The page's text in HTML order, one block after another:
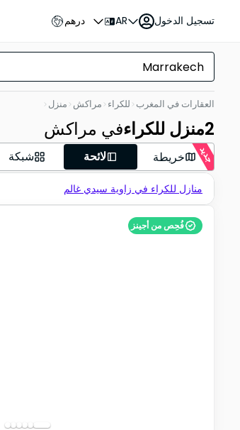
درهم AR تسجيل الدخول
العقارات في المغرب للكراء مراكش منزل
2منزل للكراءفي مراكش
جديد خريطة لائحة شبكة
منازل للكراء في زاوية سيدي غالم
فُحِص من أجينز